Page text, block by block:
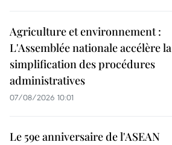
Agriculture et environnement :
L'Assemblée nationale accélère la
simplification des procédures
administratives
07/08/2026 10:01
Le 59e anniversaire de l'ASEAN